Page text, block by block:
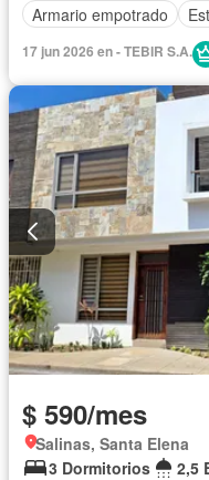
Armario empotrado
17 jun 2026 en - TEBIR S.A.
$ 590/mes
Salinas, Santa Elena
3 Dormitorios
2,5